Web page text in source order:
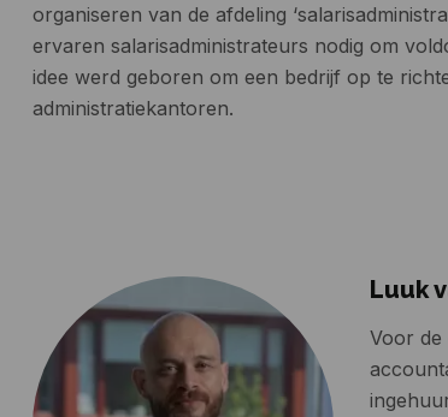
organiseren van de afdeling
ervaren salarisadministrateurs nodig om
idee werd geboren om een bedrijf op te
administratiekantoren.
Luuk
Voor